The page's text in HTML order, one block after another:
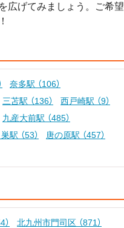
広げてみましょう。ご希望
奈多駅 （106）
三苫駅 （136） 西戸崎駅 （9）
九産大前駅 （485）
駅 （53） 唐の原駅 （457）
） 北九州市門司区 （871）